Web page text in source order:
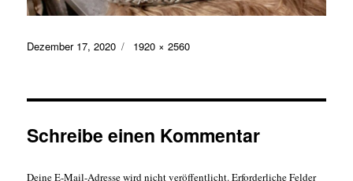
Veröffentlicht
Dezember 17, 2020
Volle
1920 × 2560
Schreibe einen Kommentar
Deine E-Mail-Adresse wird nicht veröffentlicht.Erforderliche Felder